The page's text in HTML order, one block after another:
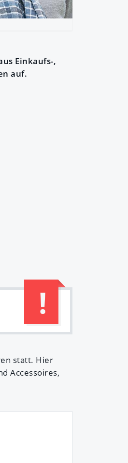
Einkaufs-,
auf.
statt. Hier
Accessoires,